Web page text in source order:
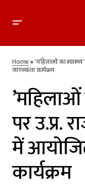
हुआ जागरुकता कार्यक्रम
Home»’महिलाओं का
जागरुकता कार्यक्रम
’महिलाओं
पर उ.प्र.
में
कार्यक्रम